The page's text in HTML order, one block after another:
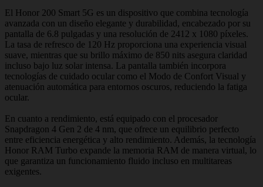
El Honor 200 Smart 5G es un dispositivo que combina tecnología
avanzada con un diseño elegante y durabilidad, encabezado por su
pantalla de 6.8 pulgadas y una resolución de 2412 x 1080 píxeles.
La tasa de refresco de 120 Hz proporciona una experiencia visual
suave, mientras que su brillo máximo de 850 nits asegura claridad
incluso bajo luz solar intensa. La pantalla también incorpora
tecnologías de cuidado ocular como el Modo de Confort Visual y
atenuación automática para entornos oscuros, reduciendo la fatiga
ocular.
En cuanto a rendimiento, está equipado con el procesador
Snapdragon 4 Gen 2 de 4 nm, que ofrece un equilibrio perfecto
entre eficiencia energética y alto rendimiento. Además, la tecnología
Honor RAM Turbo expande la memoria RAM de manera virtual, lo
que garantiza un funcionamiento fluido incluso en multitareas
exigentes.